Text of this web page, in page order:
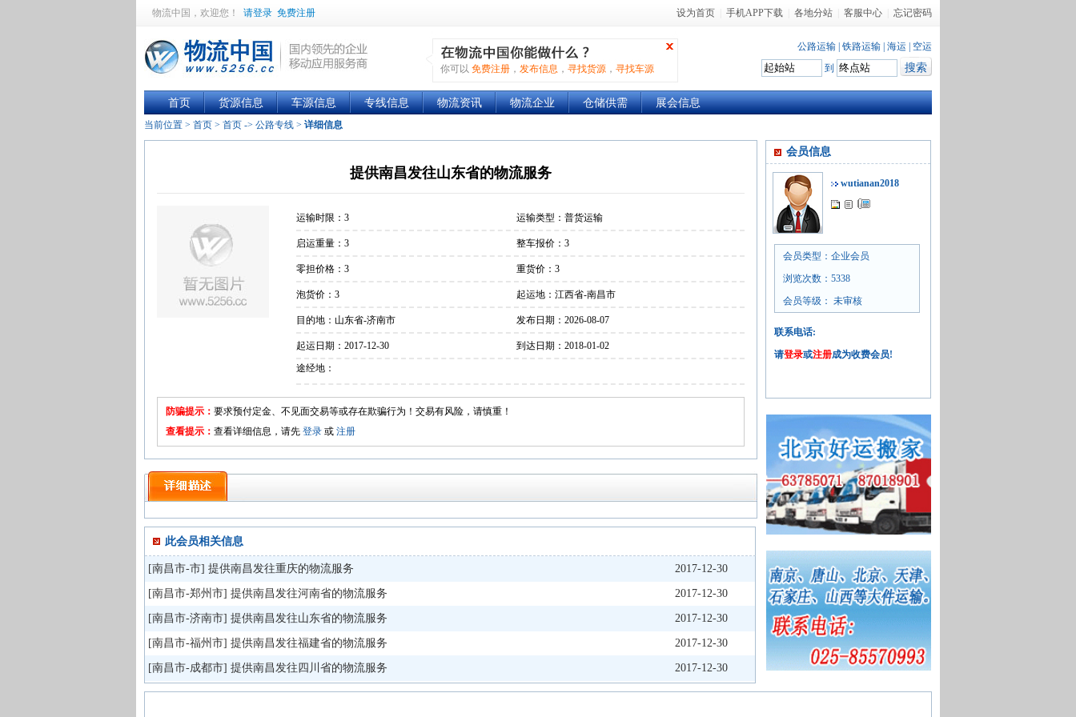
物流中国 ，欢迎您！ 请登录 免费注册 设为首页 手机APP下载 各地分站 客服中心 忘记密码
你可以 免费注册 ， 发布信息 ， 寻找货源 ， 寻找车源
公路运输 铁路运输 海运
空运
到
首页 货源信息 车源信息 专线信息 物流资讯 物流企业 仓储供需 展会信息
当前位置 > 首页 > 首页 -> 公路专线 > 详细信息
提供南昌发往山东省的物流服务
运输时限：3 运输类型：普货运输
启运重量：3 整车报价：3
零担价格：3 重货价：3
泡货价：3 起运地：江西省-南昌市
目的地：山东省-济南市 发布日期：2026-08-07
起运日期：2017-12-30
到达日期：2018-01-02
途经地：
防骗提示： 要求预付定金、不见面交易等或存在欺骗行为！交易有风险，请慎重！
查看提示： 查看详细信息，请先 登录 或 注册
此会员相关信息
[南昌市-市] 提供南昌发往重庆的物流服务 2017-12-30
[南昌市-郑州市] 提供南昌发往河南省的物流服务 2017-12-30
[南昌市-济南市] 提供南昌发往山东省的物流服务 2017-12-30
[南昌市-福州市] 提供南昌发往福建省的物流服务 2017-12-30
[南昌市-成都市] 提供南昌发往四川省的物流服务 2017-12-30
会员信息
wutianan2018
会员类型：企业会员
浏览次数：5338
会员等级： 未审核
联系电话:
请登录或注册成为收费会员!